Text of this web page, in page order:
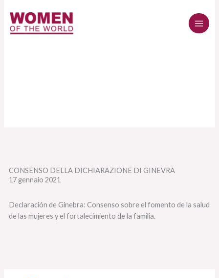
contenuto
CONSENSO DELLA DICHIARAZIONE DI GINEVRA
17 gennaio 2021
Declaración de Ginebra: Consenso sobre el fomento de la salud
de las mujeres y el fortalecimiento de la familia.